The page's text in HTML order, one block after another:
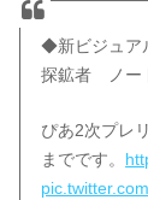
◆新ビジュア
探鉱者 ノー
ぴあ2次プレ
までです。